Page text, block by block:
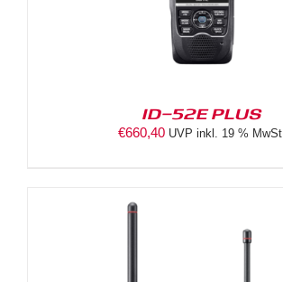
ID-52E PLUS
€660,40 UVP inkl. 19 % MwSt.